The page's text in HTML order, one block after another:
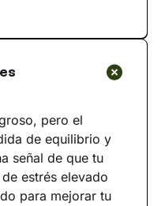
pero el
de equilibrio y
señal de que tu
estrés elevado
para mejorar tu